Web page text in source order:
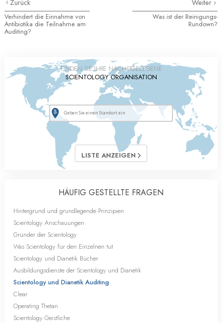
Zurück
Verhindert die Einnahme von
Antibiotika die Teilnahme am
Auditing?
Weiter
Was ist der Reinigungs-
Rundown?
FINDEN SIE IHRE NÄCHSTGELEGENE
SCIENTOLOGY ORGANISATION
LISTE ANZEIGEN
HÄUFIG GESTELLTE FRAGEN
Hintergrund und grundlegende Prinzipien
Scientology Anschauungen
Gründer der Scientology
Was Scientology für den Einzelnen tut
Scientology und Dianetik Bücher
Ausbildungsdienste der Scientology und Dianetik
Scientology und Dianetik Auditing
Clear
Operating Thetan
Scientology Geistliche